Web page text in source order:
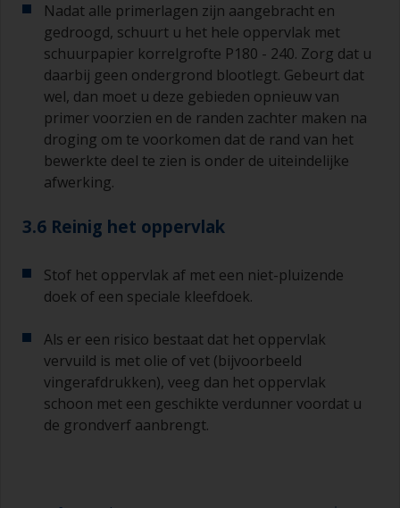
Nadat alle primerlagen zijn aangebracht en
gedroogd, schuurt u het hele oppervlak met
schuurpapier korrelgrofte P180 - 240. Zorg dat u
daarbij geen ondergrond blootlegt. Gebeurt dat
wel, dan moet u deze gebieden opnieuw van
primer voorzien en de randen zachter maken na
droging om te voorkomen dat de rand van het
bewerkte deel te zien is onder de uiteindelijke
afwerking.
3.6 Reinig het oppervlak
Stof het oppervlak af met een niet-pluizende
doek of een speciale kleefdoek.
Als er een risico bestaat dat het oppervlak
vervuild is met olie of vet (bijvoorbeeld
vingerafdrukken), veeg dan het oppervlak
schoon met een geschikte verdunner voordat u
de grondverf aanbrengt.